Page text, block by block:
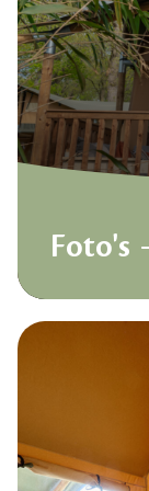
Foto's